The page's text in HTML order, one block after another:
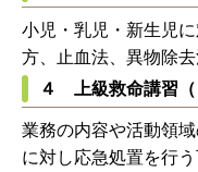
小児・乳児・新生児
方、止血法、異物除去
４ 上級救命講習（
業務の内容や活動領
に対し応急処置を行